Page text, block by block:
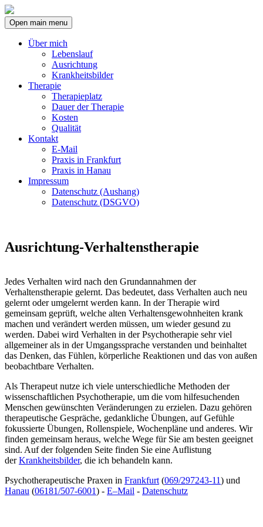
Open main menu
Über mich
Lebenslauf
Ausrichtung
Krankheitsbilder
Therapie
Therapieplatz
Dauer der Therapie
Kosten
Qualität
Kontakt
E-Mail
Praxis in Frankfurt
Praxis in Hanau
Impressum
Datenschutz (Aushang)
Datenschutz (DSGVO)
Ausrichtung-Verhaltenstherapie
Jedes Verhalten wird nach den Grundannahmen der
Verhaltenstherapie gelernt. Das bedeutet, dass Verhalten auch neu
gelernt oder umgelernt werden kann. In der Therapie wird
gemeinsam geprüft, welche alten Verhaltensgewohnheiten krank
machen und verändert werden müssen, um wieder gesund zu
werden. Dabei wird Verhalten in der Psychotherapie sehr viel
allgemeiner als in der Umgangssprache verstanden und beinhaltet
das Denken, das Fühlen, körperliche Reaktionen und das von außen
beobachtbare Verhalten.
Als Therapeut nutze ich viele unterschiedliche Methoden der
wissenschaftlichen Psychotherapie, um die vom hilfesuchenden
Menschen gewünschten Veränderungen zu erzielen. Dazu gehören
therapeutische Gespräche, gedankliche Übungen, auf Gefühle
fokussierte Übungen, Rollenspiele, Wochenpläne und anderes. Wir
finden gemeinsam heraus, welche Wege für Sie am besten geeignet
sind. Auf der folgenden Seite finden Sie eine Auflistung
derKrankheitsbilder, die ich behandeln kann.
Psychotherapeutische Praxen in Frankfurt (069/297243-11) und
Hanau (06181/507-6001) - E–Mail - Datenschutz